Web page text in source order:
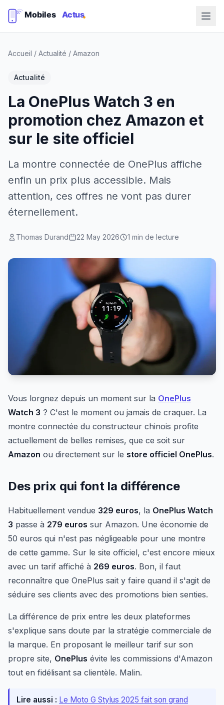
Accueil / Actualité / Amazon
Actualité
La OnePlus Watch 3 en
promotion chez Amazon et
sur le site officiel
La montre connectée de OnePlus affiche
enfin un prix plus accessible. Mais
attention, ces offres ne vont pas durer
éternellement.
Thomas Durand 22 May 2026 1 min de lecture
Vous lorgnez depuis un moment sur la OnePlus
Watch 3 ? C'est le moment ou jamais de craquer. La
montre connectée du constructeur chinois profite
actuellement de belles remises, que ce soit sur
Amazon ou directement sur le store officiel OnePlus.
Des prix qui font la différence
Habituellement vendue 329 euros, la OnePlus Watch
3 passe à 279 euros sur Amazon. Une économie de
50 euros qui n'est pas négligeable pour une montre
de cette gamme. Sur le site officiel, c'est encore mieux
avec un tarif affiché à 269 euros. Bon, il faut
reconnaître que OnePlus sait y faire quand il s'agit de
séduire ses clients avec des promotions bien senties.
La différence de prix entre les deux plateformes
s'explique sans doute par la stratégie commerciale de
la marque. En proposant le meilleur tarif sur son
propre site, OnePlus évite les commissions d'Amazon
tout en fidélisant sa clientèle. Malin.
Lire aussi : Le Moto G Stylus 2025 fait son grand